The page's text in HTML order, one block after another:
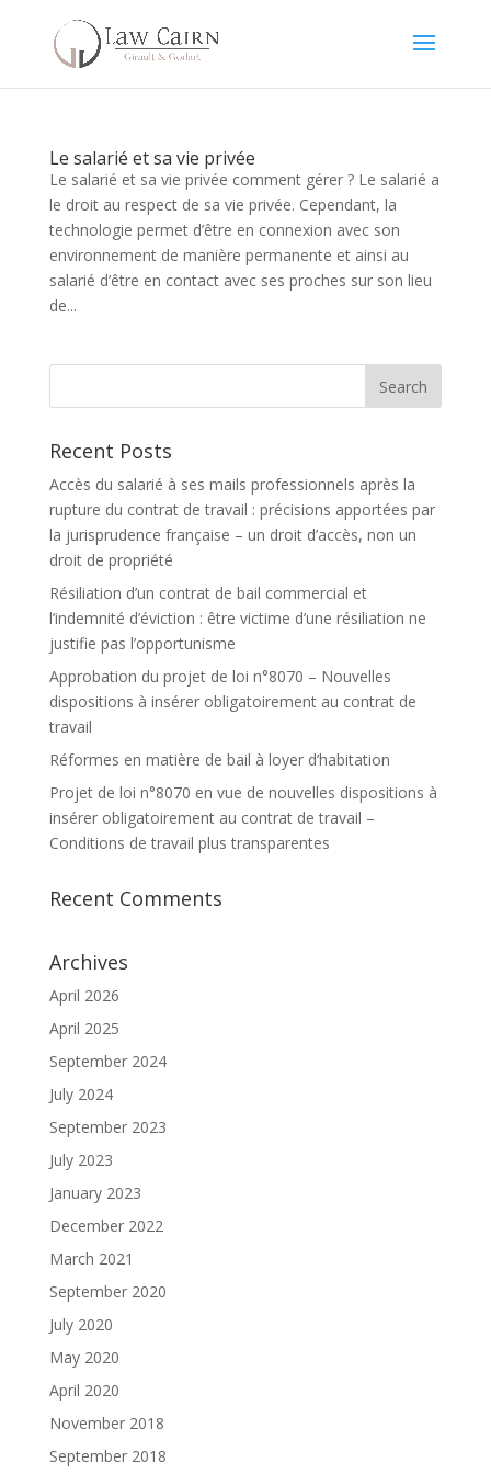
Le salarié et sa vie privée
Le salarié et sa vie privée comment gérer ? Le salarié a
le droit au respect de sa vie privée. Cependant, la
technologie permet d’être en connexion avec son
environnement de manière permanente et ainsi au
salarié d’être en contact avec ses proches sur son lieu
de...
Recent Posts
Accès du salarié à ses mails professionnels après la
rupture du contrat de travail : précisions apportées par
la jurisprudence française – un droit d’accès, non un
droit de propriété
Résiliation d’un contrat de bail commercial et
l’indemnité d’éviction : être victime d’une résiliation ne
justifie pas l’opportunisme
Approbation du projet de loi n°8070 – Nouvelles
dispositions à insérer obligatoirement au contrat de
travail
Réformes en matière de bail à loyer d’habitation
Projet de loi n°8070 en vue de nouvelles dispositions à
insérer obligatoirement au contrat de travail –
Conditions de travail plus transparentes
Recent Comments
Archives
April 2026
April 2025
September 2024
July 2024
September 2023
July 2023
January 2023
December 2022
March 2021
September 2020
July 2020
May 2020
April 2020
November 2018
September 2018